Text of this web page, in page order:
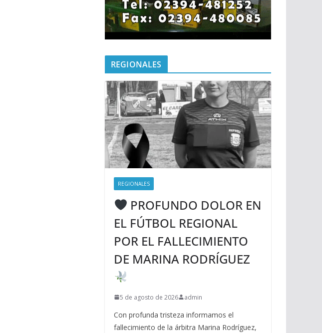
REGIONALES
REGIONALES
PROFUNDO DOLOR EN
EL FÚTBOL REGIONAL
POR EL FALLECIMIENTO
DE MARINA RODRÍGUEZ
5 de agosto de 2026 admin
Con profunda tristeza informamos el
fallecimiento de la árbitra Marina Rodríguez,